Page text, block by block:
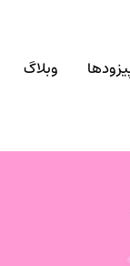
وبلاگ